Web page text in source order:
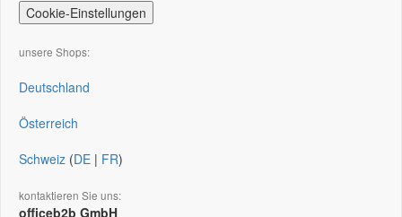
Cookie-Einstellungen
unsere Shops:
Deutschland
Österreich
Schweiz (DE | FR)
kontaktieren Sie uns:
officeb2b GmbH